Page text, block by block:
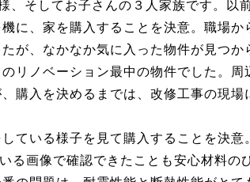
、そしてお子さんの３人家族です。以
に、家を購入することを決意。職場
が、なかなか気に入った物件が見つか
リノベーション最中の物件でした。周
購入を決めるまでは、改修工事の現場
ている様子を見て購入することを決
る画像で確認できたことも安心材料の